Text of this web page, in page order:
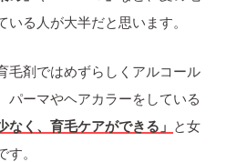
る人が大半だと思います。
毛剤ではめずらしくアルコール
パーマやヘアカラーをしている
なく、育毛ケアができる」 と女
。